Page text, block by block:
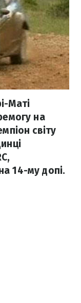
Маті
на
світу
14-му допі.